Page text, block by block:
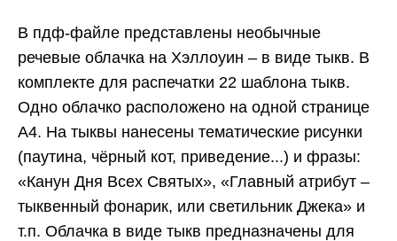
В пдф-файле представлены необычные
речевые облачка на Хэллоуин – в виде тыкв. В
комплекте для распечатки 22 шаблона тыкв.
Одно облачко расположено на одной странице
А4. На тыквы нанесены тематические рисунки
(паутина, чёрный кот, приведение...) и фразы:
«Канун Дня Всех Святых», «Главный атрибут –
тыквенный фонарик, или светильник Джека» и
т.п. Облачка в виде тыкв предназначены для